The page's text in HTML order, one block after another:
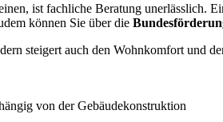
ist fachliche Beratung unerlässlich.
können Sie über die
steigert auch den Wohnkomfort
von der Gebäudekonstruktion